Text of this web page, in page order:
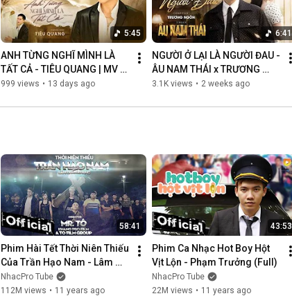
5:45
ANH TỪNG NGHĨ MÌNH LÀ
TẤT CẢ - TIÊU QUANG | MV
OFFICIAL
999 views • 13 days ago
6:41
NGƯỜI Ở LẠI LÀ NGƯỜI ĐAU -
ÂU NAM THÁI x TRƯƠNG
NGÔN | MV OFFICIAL
3.1K views • 2 weeks ago
58:41
Phim Hài Tết Thời Niên Thiếu
Của Trần Hạo Nam - Lâm
Chấn Khang [Official]
NhacPro Tube
112M views • 11 years ago
43:53
Phim Ca Nhạc Hot Boy Hột
Vịt Lộn - Phạm Trưởng (Full)
NhacPro Tube
22M views • 11 years ago